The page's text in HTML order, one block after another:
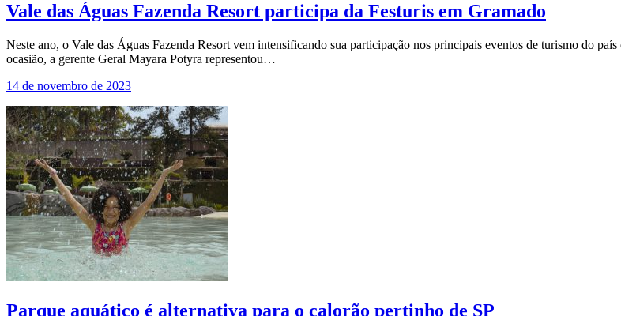
Vale das Águas Fazenda Resort participa da Festuris em Gramado
Neste ano, o Vale das Águas Fazenda Resort vem intensificando sua participação nos principais eventos de turismo do
ocasião, a gerente Geral Mayara Potyra representou…
14 de novembro de 2023
Parque aquático é alternativa para o calorão pertinho de SP